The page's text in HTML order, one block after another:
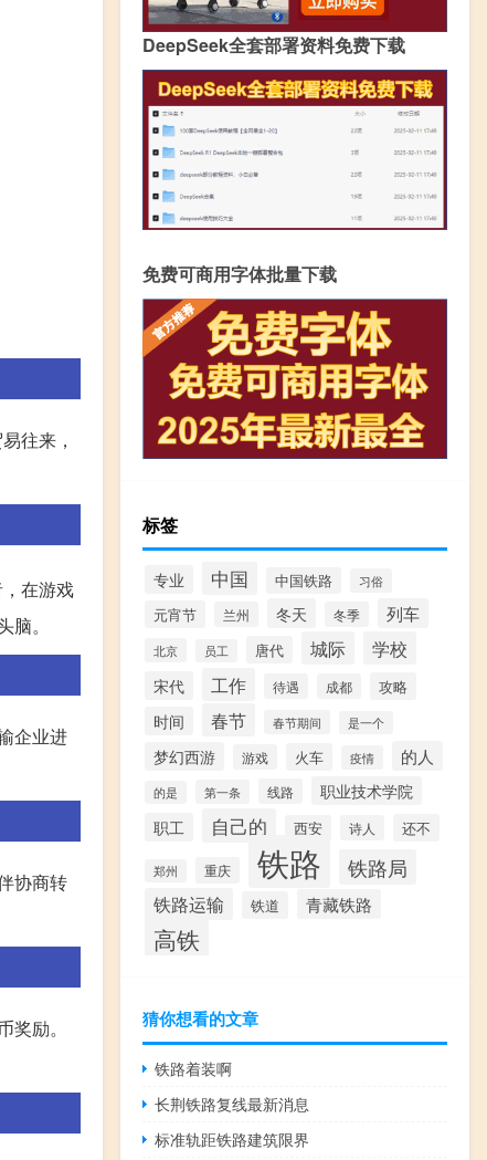
往来，
在游戏
。
企业进
协商转
励。
DeepSeek全套部署资料免费下载
免费可商用字体批量下载
标签
专业 中国 中国铁路 习俗
元宵节 兰州 冬天 冬季 列车
北京 员工 唐代 城际 学校
宋代 工作 待遇 成都 攻略
时间 春节 春节期间 是一个
梦幻西游 游戏 火车 疫情 的人
的是 第一条 线路
职业技术学院
职工
自己的 西安 诗人 还不
郑州 重庆 铁路 铁路局
铁路运输 铁道 青藏铁路
高铁
猜你想看的文章
铁路着装啊
长荆铁路复线最新消息
标准轨距铁路建筑限界